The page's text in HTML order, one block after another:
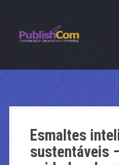
o
Esmaltes
sustentáveis